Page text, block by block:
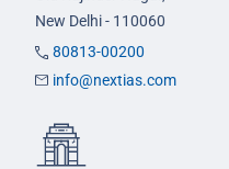
New Delhi - 110060
80813-00200
info@nextias.com